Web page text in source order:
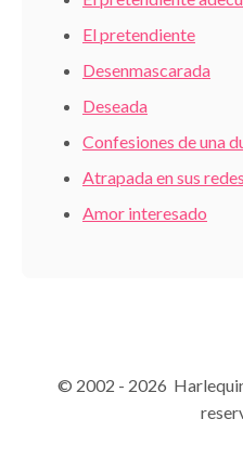
El pretendiente
Desenmascarada
Deseada
Confesiones de una
Atrapada en sus redes
Amor interesado
© 2002 - 2026